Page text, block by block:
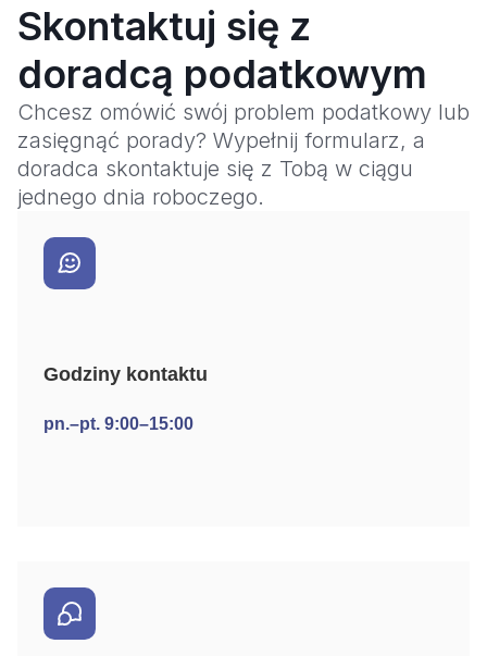
Skontaktuj się z
doradcą podatkowym
Chcesz omówić swój problem podatkowy lub
zasięgnąć porady? Wypełnij formularz, a
doradca skontaktuje się z Tobą w ciągu
jednego dnia roboczego.
Godziny kontaktu
pn.–pt. 9:00–15:00